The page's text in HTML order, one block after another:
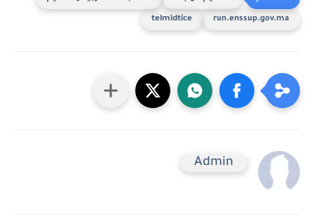
run.enssup.gov.ma
telmidtice
Admin